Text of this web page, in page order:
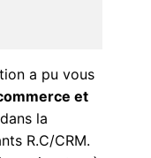
a pu vous
et
la
R.C/CRM.